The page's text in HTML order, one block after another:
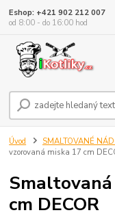
Eshop: +421 902 212 007
od 8:00 - do 16:00 hod
Úvod SMALTOVANÉ
vzorovaná miska 17 cm
cm DECOR